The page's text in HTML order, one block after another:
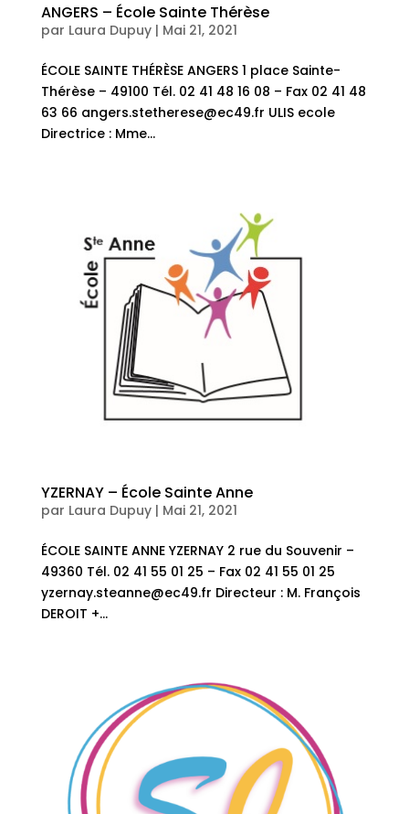
ANGERS – École Sainte Thérèse
par Laura Dupuy| Mai 21, 2021
ÉCOLE SAINTE THÉRÈSE ANGERS 1 place Sainte-
Thérèse – 49100 Tél. 02 41 48 16 08 – Fax 02 41 48
63 66 angers.stetherese@ec49.fr ULIS ecole
Directrice : Mme...
YZERNAY – École Sainte Anne
par Laura Dupuy| Mai 21, 2021
ÉCOLE SAINTE ANNE YZERNAY 2 rue du Souvenir –
49360 Tél. 02 41 55 01 25 – Fax 02 41 55 01 25
yzernay.steanne@ec49.fr Directeur : M. François
DEROIT +...